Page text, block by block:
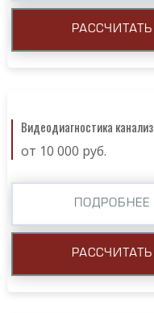
РАССЧИТАТЬ
Видеодиагностика
от 10 000 руб.
ПОДРОБНЕЕ
РАССЧИТАТЬ